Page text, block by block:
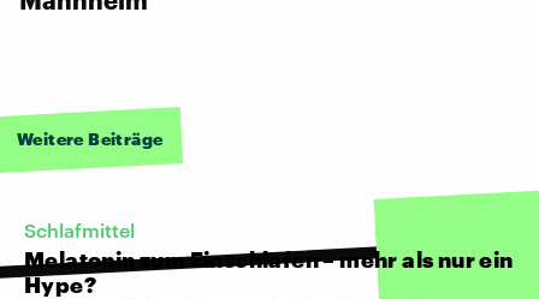
Weitere Beiträge
Schlafmittel
Melatonin zum Einschlafen – mehr als nur ein
Hype?